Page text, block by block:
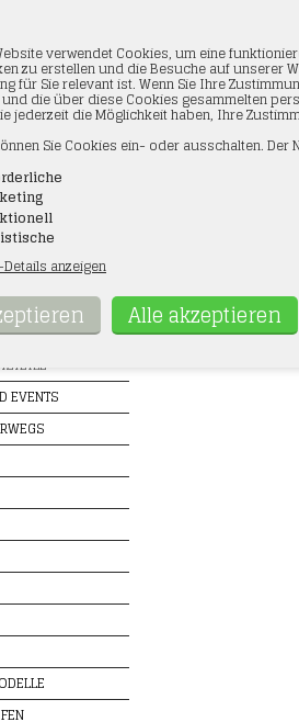
verwendet Cookies, um eine
zu erstellen und die Besuche auf unserer
für Sie relevant ist. Wenn Sie Ihre
die über diese Cookies gesammelten
jederzeit die Möglichkeit haben, Ihre
Sie Cookies ein- oder ausschalten.
anzeigen
EVENTS
Startseite»Werkzeug